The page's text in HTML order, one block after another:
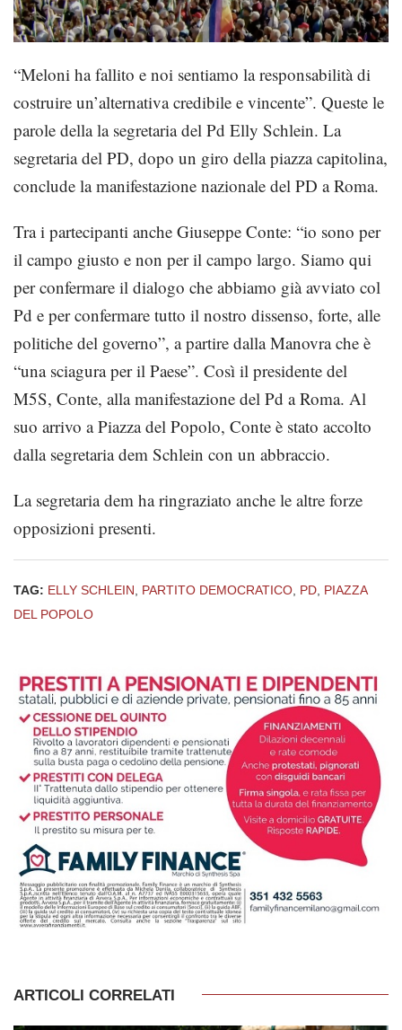
“Meloni ha fallito e noi sentiamo la responsabilità di
costruire un’alternativa credibile e vincente”. Queste le
parole della la segretaria del Pd Elly Schlein. La
segretaria del PD, dopo un giro della piazza capitolina,
conclude la manifestazione nazionale del PD a Roma.
Tra i partecipanti anche Giuseppe Conte: “io sono per
il campo giusto e non per il campo largo. Siamo qui
per confermare il dialogo che abbiamo già avviato col
Pd e per confermare tutto il nostro dissenso, forte, alle
politiche del governo”, a partire dalla Manovra che è
“una sciagura per il Paese”. Così il presidente del
M5S, Conte, alla manifestazione del Pd a Roma. Al
suo arrivo a Piazza del Popolo, Conte è stato accolto
dalla segretaria dem Schlein con un abbraccio.
La segretaria dem ha ringraziato anche le altre forze
opposizioni presenti.
TAG: ELLY SCHLEIN PARTITO DEMOCRATICO PD PIAZZA
DEL POPOLO
ARTICOLI CORRELATI